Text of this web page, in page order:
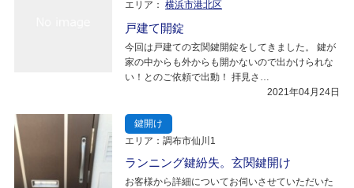
エリア： 横浜市港北区
戸建て開錠
今回は戸建ての玄関鍵開錠をしてきました。 鍵が
家の中からも外からも開かないので出かけられな
い！とのご依頼で出動！ 拝見さ…
2021年04月24日
鍵開け
エリア：調布市仙川1
ランニング鍵紛失。玄関鍵開け
お客様から詳細についてお伺いさせていただいた